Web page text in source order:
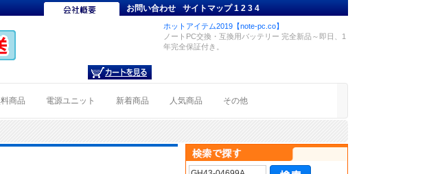
お問い合わせ サイトマップ 1234
ホットアイテム2019【note-pc.co】
ノートPC交換・互換用バッテリー 完全新品～即日、1
年完全保証付き。
商品 電源ユニット 新着商品 人気商品 その他